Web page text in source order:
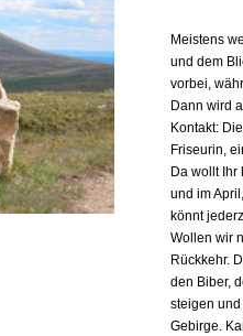
Meistens
und dem
vorbei,
Dann wird
Kontakt:
Friseurin,
Da wollt
und im
könnt
Wollen wir
Rückkehr.
den Biber,
steigen
Gebirge.